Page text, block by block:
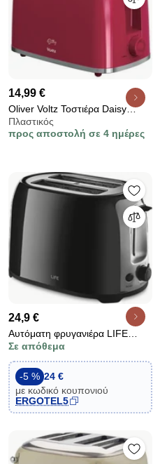
14,99 €
Oliver Voltz Τοστιέρα Daisy
OV51440W, 700W, 2 φέτες, 6
επίπεδα, αφαιρούμενος δίσκος
Πλαστικός
προς αποστολή σε 4 ημέρες
24,9 €
Αυτόματη φρυγανιέρα LIFE
CRISPY BLACK 750W με 3
πλήκτρα ελέγχου για απόψυξη,
αναθέρμανση &amp; διακοπή
Σε απόθεμα
-5 % 24 €
με κωδικό κουπονιού
ERGOTEL5